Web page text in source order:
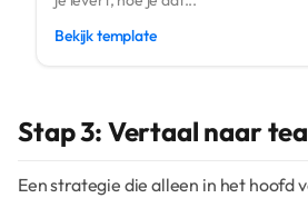
Bekijk template
Stap 3: Vertaal naar
Een strategie die alleen in het hoofd